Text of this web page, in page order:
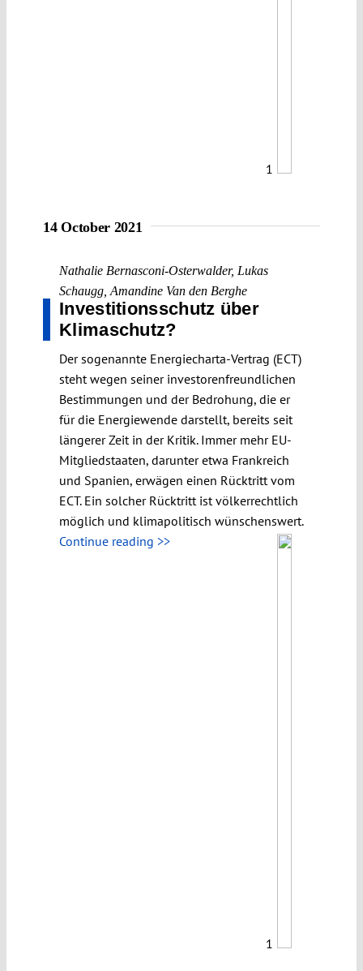
1
14 October 2021
Nathalie Bernasconi-Osterwalder, Lukas
Schaugg Amandine Van den Berghe
Investitionsschutz über
Klimaschutz?
Der sogenannte Energiecharta-Vertrag (ECT)
steht wegen seiner investorenfreundlichen
Bestimmungen und der Bedrohung, die er
für die Energiewende darstellt, bereits seit
längerer Zeit in der Kritik. Immer mehr EU-
Mitgliedstaaten, darunter etwa Frankreich
und Spanien, erwägen einen Rücktritt vom
ECT. Ein solcher Rücktritt ist völkerrechtlich
möglich und klimapolitisch wünschenswert.
Continue reading >>
1